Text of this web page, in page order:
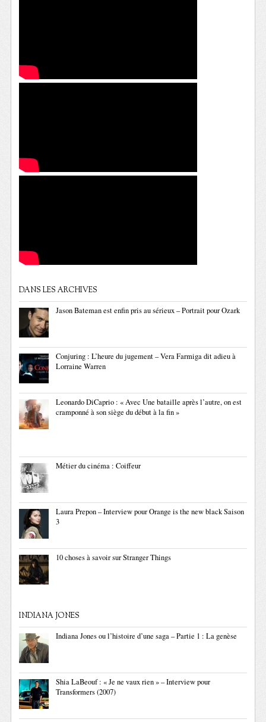
DANS LES ARCHIVES
Jason Bateman est enfin pris au sérieux – Portrait pour Ozark
Conjuring : L’heure du jugement – Vera Farmiga dit adieu à
Lorraine Warren
Leonardo DiCaprio : « Avec Une bataille après l’autre, on est
cramponné à son siège du début à la fin »
Métier du cinéma : Coiffeur
Laura Prepon – Interview pour Orange is the new black Saison
3
10 choses à savoir sur Stranger Things
INDIANA JONES
Indiana Jones ou l’histoire d’une saga – Partie 1 : La genèse
Shia LaBeouf : « Je ne vaux rien » – Interview pour
Transformers (2007)